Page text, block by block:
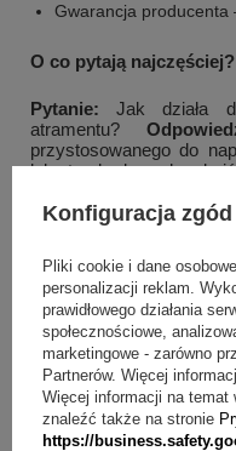
Gwarancja producenta
O co pytają najczęściej?
Pytanie: Jak działa
atramentu?
przystosowanego do
lub standardowych
Pytanie:Jak wygląda
Odpowiedź:
W
umieszczona w etui
Pytanie:Czy to dobry
Odpowiedź:Linia
oryginalny design, a
pudełko oraz
Pytanie: Jaką gwarancję
Gwarancja producenta
Konfiguracja zgód
Pliki cookie i dane
personalizacji reklam.
prawidłowego działania
społecznościowe,
marketingowe - zarówno
Partnerów. Więcej
Więcej informacji na temat
znaleźć także na stronie
https://